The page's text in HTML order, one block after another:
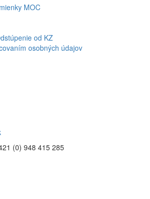
MOC
od KZ
osobných údajov
(0) 948 415 285